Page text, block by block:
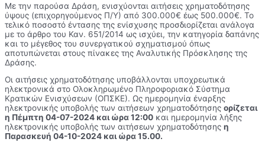
Με την παρούσα Δράση, ενισχύονται αιτήσεις χρηματοδότησης
ύψους (επιχορηγούμενος Π/Υ) από 300.000€ έως 500.000€. Το
τελικό ποσοστό έντασης της ενίσχυσης προσδιορίζεται ανάλογα
με το άρθρο του Καν. 651/2014 ως ισχύει, την κατηγορία δαπάνης
και το μέγεθος του συνεργατικού σχηματισμού όπως
αποτυπώνεται στους πίνακες της Αναλυτικής Πρόσκλησης της
Δράσης.
Οι αιτήσεις χρηματοδότησης υποβάλλονται υποχρεωτικά
ηλεκτρονικά στο Ολοκληρωμένο Πληροφοριακό Σύστημα
Κρατικών Ενισχύσεων (ΟΠΣΚΕ). Ως ημερομηνία έναρξης
ηλεκτρονικής υποβολής των αιτήσεων χρηματοδότησης ορίζεται
η Πέμπτη 04-07-2024 και ώρα 12:00 και ημερομηνία λήξης
ηλεκτρονικής υποβολής των αιτήσεων χρηματοδότησης η
Παρασκευή 04-10-2024 και ώρα 15.00.